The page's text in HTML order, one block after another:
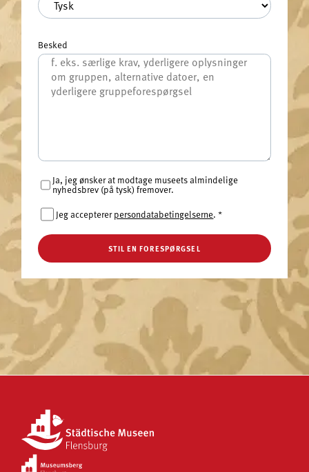
Besked
Ja, jeg ønsker at modtage museets almindelige
nyhedsbrev (på tysk) fremover.
Jeg acceptererpersondatabetingelserne.*
STIL EN FORESPØRGSEL